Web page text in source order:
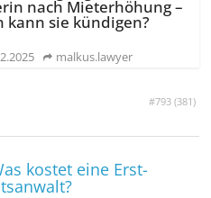
#793 (381)
nach Mieterhöhung –
kann sie kündigen?
malkus.lawyer
kostet eine Erst­